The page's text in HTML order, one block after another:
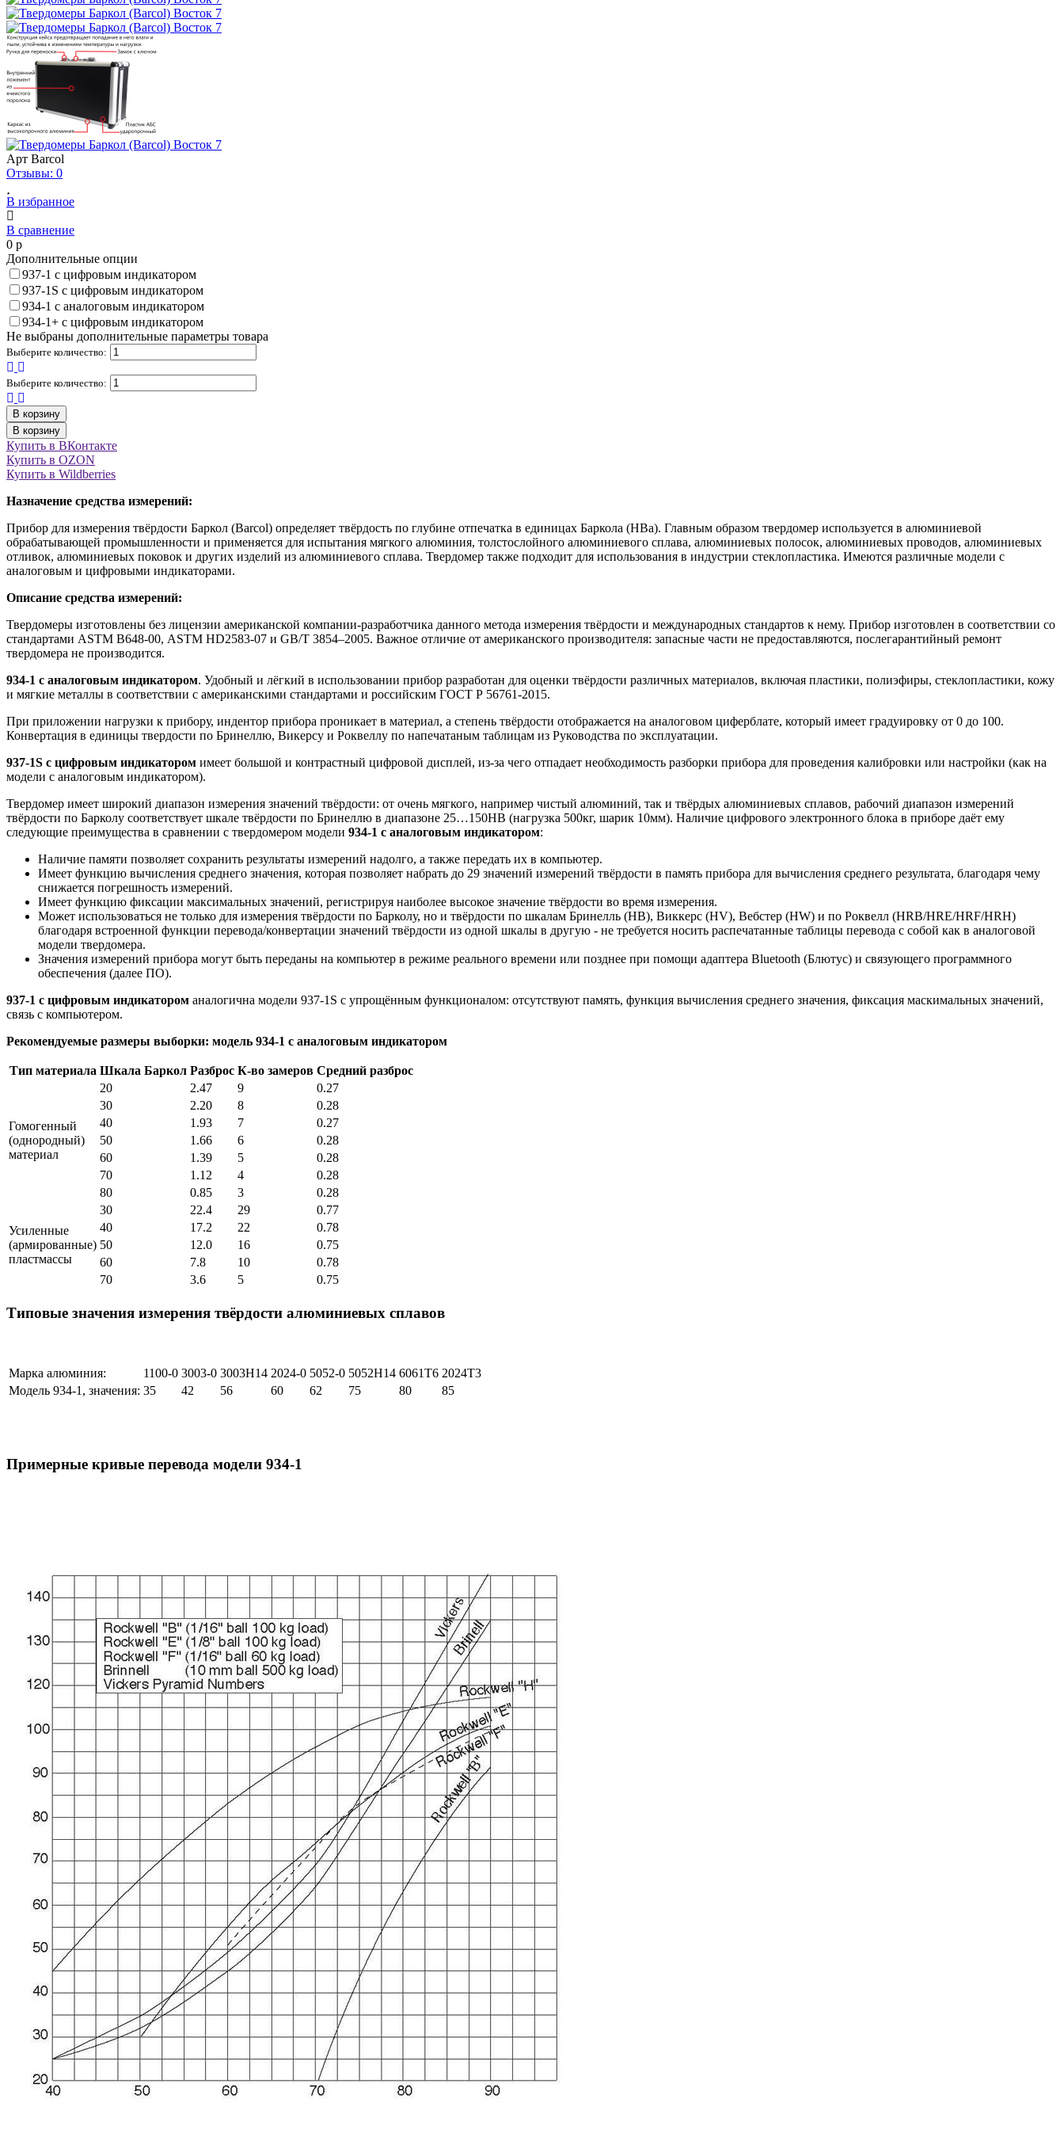
Арт Barcol
Отзывы: 0
В избранное
В сравнение
0 p
Дополнительные опции
937-1 с цифровым индикатором
937-1S с цифровым индикатором
934-1 с аналоговым индикатором
934-1+ с цифровым индикатором
Не выбраны дополнительные параметры товара
Выберите количество:
Выберите количество:
В корзину
В корзину
Купить в ВКонтакте
Купить в OZON
Купить в Wildberries
Назначение средства измерений:
Прибор для измерения твёрдости Баркол (Barcol) определяет твёрдость по глубине отпечатка в единицах Баркола (HBa). Главным образом твердомер используется в алюминиевой
обрабатывающей промышленности и применяется для испытания мягкого алюминия, толстослойного алюминиевого сплава, алюминиевых полосок, алюминиевых проводов, алюминиевых
отливок, алюминиевых поковок и других изделий из алюминиевого сплава. Твердомер также подходит для использования в индустрии стеклопластика. Имеются различные модели с
аналоговым и цифровыми индикаторами.
Описание средства измерений:
Твердомеры изготовлены без лицензии американской компании-разработчика данного метода измерения твёрдости и международных стандартов к нему. Прибор изготовлен в соответствии со
стандартами ASTM В648-00, ASTM HD2583-07 и GB/T 3854–2005. Важное отличие от американского производителя: запасные части не предоставляются, послегарантийный ремонт
твердомера не производится.
934-1 с аналоговым индикатором. Удобный и лёгкий в использовании прибор разработан для оценки твёрдости различных материалов, включая пластики, полиэфиры, стеклопластики, кожу
и мягкие металлы в соответствии с американскими стандартами и российским ГОСТ Р 56761-2015.
При приложении нагрузки к прибору, индентор прибора проникает в материал, а степень твёрдости отображается на аналоговом циферблате, который имеет градуировку от 0 до 100.
Конвертация в единицы твердости по Бринеллю, Викерсу и Роквеллу по напечатаным таблицам из Руководства по эксплуатации.
937-1S с цифровым индикатором имеет большой и контрастный цифровой дисплей, из-за чего отпадает необходимость разборки прибора для проведения калибровки или настройки (как на
модели с аналоговым индикатором).
Твердомер имеет широкий диапазон измерения значений твёрдости: от очень мягкого, например чистый алюминий, так и твёрдых алюминиевых сплавов, рабочий диапазон измерений
твёрдости по Барколу соответствует шкале твёрдости по Бринеллю в диапазоне 25…150HB (нагрузка 500кг, шарик 10мм). Наличие цифрового электронного блока в приборе даёт ему
следующие преимущества в сравнении с твердомером модели 934-1 с аналоговым индикатором:
Наличие памяти позволяет сохранить результаты измерений надолго, а также передать их в компьютер.
Имеет функцию вычисления среднего значения, которая позволяет набрать до 29 значений измерений твёрдости в память прибора для вычисления среднего результата, благодаря чему
снижается погрешность измерений.
Имеет функцию фиксации максимальных значений, регистрируя наиболее высокое значение твёрдости во время измерения.
Может использоваться не только для измерения твёрдости по Барколу, но и твёрдости по шкалам Бринелль (HB), Виккерс (HV), Вебстер (HW) и по Роквелл (HRB/HRE/HRF/HRH)
благодаря встроенной функции перевода/конвертации значений твёрдости из одной шкалы в другую - не требуется носить распечатанные таблицы перевода с собой как в аналоговой
модели твердомера.
Значения измерений прибора могут быть переданы на компьютер в режиме реального времени или позднее при помощи адаптера Bluetooth (Блютус) и связующего программного
обеспечения (далее ПО).
937-1 с цифровым индикатором аналогична модели 937-1S с упрощённым функционалом: отсутствуют память, функция вычисления среднего значения, фиксация маскимальных значений,
связь с компьютером.
Рекомендуемые размеры выборки: модель 934-1 с аналоговым индикатором
Тип материала Шкала Баркол Разброс К-во замеров Средний разброс
Гомогенный
(однородный)
материал
20 2.47 9
0.27
30
2.20 8
0.28
40
1.93 7
0.27
50
1.66 6
0.28
60
1.39 5
0.28
70
1.12 4
0.28
80
0.85 3 0.28
Усиленные
(армированные)
пластмассы
30 22.4 29
0.77
40
17.2 22
0.78
50
12.0 16
0.75
60
7.8 10
0.78
70
3.6 5 0.75
Типовые значения измерения твёрдости алюминиевых сплавов
Марка алюминия: 1100-0 3003-0 3003H14 2024-0 5052-0 5052H14 6061T6 2024T3
Модель 934-1, значения: 35 42 56 60 62 75 80 85
Примерные кривые перевода модели 934-1